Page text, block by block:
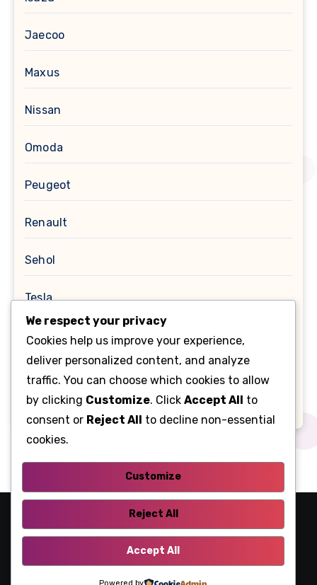
Jaecoo
Maxus
Nissan
Omoda
Peugeot
Renault
Sehol
Tesla
Toyota
Помилки OBD
Таnk
Fusecar
We respect your privacy
Cookies help us improve your experience,
deliver personalized content, and analyze
traffic. You can choose which cookies to allow
by clicking Customize. Click Accept All to
consent or Reject All to decline non-essential
cookies.
Customize
Reject All
Accept All